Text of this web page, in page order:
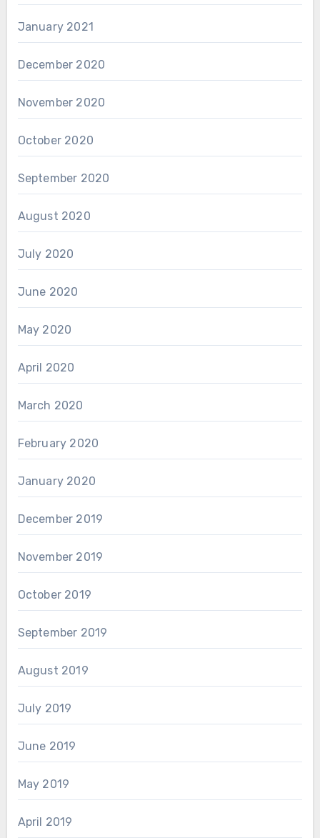
January 2021
December 2020
November 2020
October 2020
September 2020
August 2020
July 2020
June 2020
May 2020
April 2020
March 2020
February 2020
January 2020
December 2019
November 2019
October 2019
September 2019
August 2019
July 2019
June 2019
May 2019
April 2019